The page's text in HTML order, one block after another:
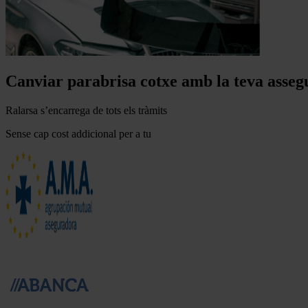
Canviar parabrisa cotxe amb la teva
Ralarsa s’encarrega de tots els tràmits
Sense cap cost addicional per a tu